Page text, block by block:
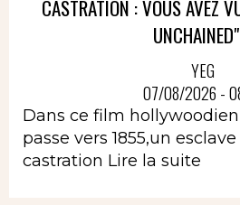
CASTRATION : VOUS AVEZ
YEG
07/08/2026 -
Dans ce film
passe vers 1855,un
castration Lire la suite